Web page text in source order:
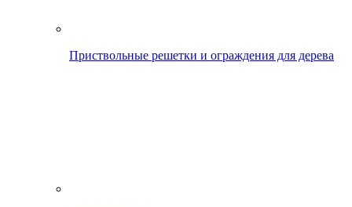
Приствольные решетки и ограждения для дерева